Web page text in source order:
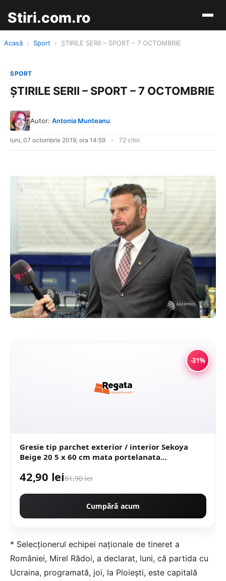
Stiri.com.ro
Acasă › Sport › ŞTIRILE SERII – SPORT – 7 OCTOMBRIE
SPORT
ŞTIRILE SERII – SPORT – 7 OCTOMBRIE
Autor: Antonia Munteanu
luni, 07 octombrie 2019, ora 14:59 72 citiri
-31%
Gresie tip parchet exterior / interior Sekoya
Beige 20 5 x 60 cm mata portelanata
42,90 lei61,90 lei
Cumpără acum
* Selecţionerul echipei naţionale de tineret a
României, Mirel Rădoi, a declarat, luni, că partida cu
Ucraina, programată, joi, la Ploieşti, este capitală